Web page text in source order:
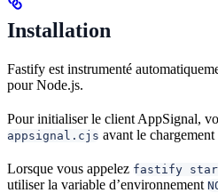
Installation
Fastify est instrumenté
pour Node.js.
Pour initialiser le client AppSignal,
appsignal.cjs avant le
Lorsque vous appelez fastify
utiliser la variable d’environnement